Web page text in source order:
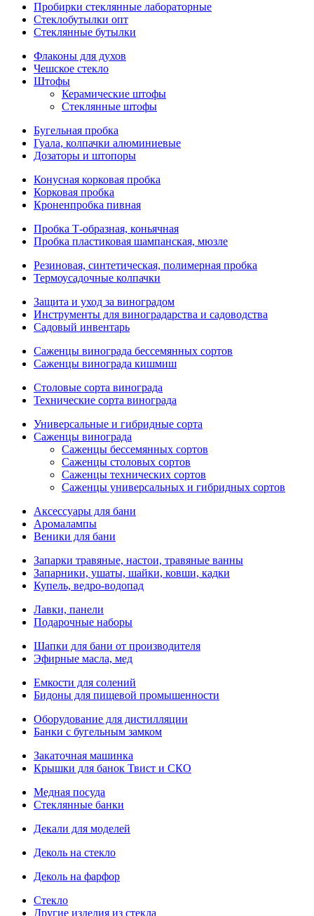
Пробирки стеклянные лабораторные
Стеклобутылки опт
Стеклянные бутылки
Флаконы для духов
Чешское стекло
Штофы
Керамические штофы
Стеклянные штофы
Бугельная пробка
Гуала, колпачки алюминиевые
Дозаторы и штопоры
Конусная корковая пробка
Корковая пробка
Кроненпробка пивная
Пробка Т-образная, коньячная
Пробка пластиковая шампанская, мюзле
Резиновая, синтетическая, полимерная пробка
Термоусадочные колпачки
Защита и уход за виноградом
Инструменты для виноградарства и садоводства
Садовый инвентарь
Саженцы винограда бессемянных сортов
Саженцы винограда кишмиш
Столовые сорта винограда
Технические сорта винограда
Универсальные и гибридные сорта
Саженцы винограда
Саженцы бессемянных сортов
Саженцы столовых сортов
Саженцы технических сортов
Саженцы универсальных и гибридных сортов
Аксессуары для бани
Аромалампы
Веники для бани
Запарки травяные, настои, травяные ванны
Запарники, ушаты, шайки, ковши, кадки
Купель, ведро-водопад
Лавки, панели
Подарочные наборы
Шапки для бани от производителя
Эфирные масла, мед
Емкости для солений
Бидоны для пищевой промышенности
Оборудование для дистилляции
Банки с бугельным замком
Закаточная машинка
Крышки для банок Твист и СКО
Медная посуда
Стеклянные банки
Декали для моделей
Деколь на стекло
Деколь на фарфор
Стекло
Другие изделия из стекла